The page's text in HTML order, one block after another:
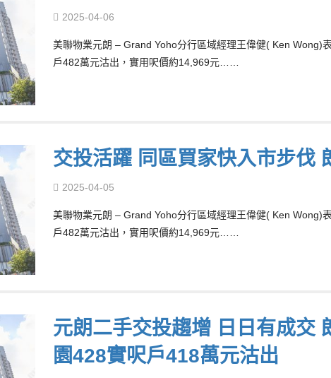
2025-04-06
美聯物業元朗 – Grand Yoho分行區域經理王偉健( Ken Wong)
戶482萬元沽出，實用呎價約14,969元……
交投活躍 同區買家快入市步伐
2025-04-05
美聯物業元朗 – Grand Yoho分行區域經理王偉健( Ken Wong)
戶482萬元沽出，實用呎價約14,969元……
元朗二手交投趨增 日日有成交
園428實呎戶418萬元沽出